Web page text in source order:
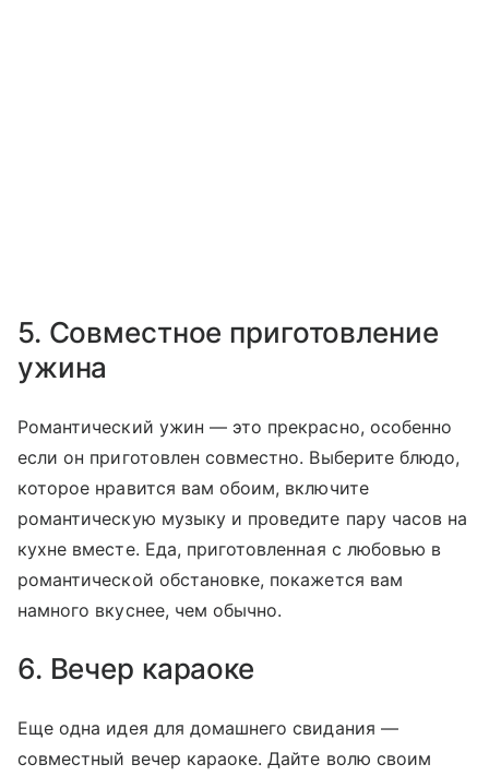
5. Совместное приготовление
ужина
Романтический ужин — это прекрасно, особенно
если он приготовлен совместно. Выберите блюдо,
которое нравится вам обоим, включите
романтическую музыку и проведите пару часов на
кухне вместе. Еда, приготовленная с любовью в
романтической обстановке, покажется вам
намного вкуснее, чем обычно.
6. Вечер караоке
Еще одна идея для домашнего свидания —
совместный вечер караоке. Дайте волю своим